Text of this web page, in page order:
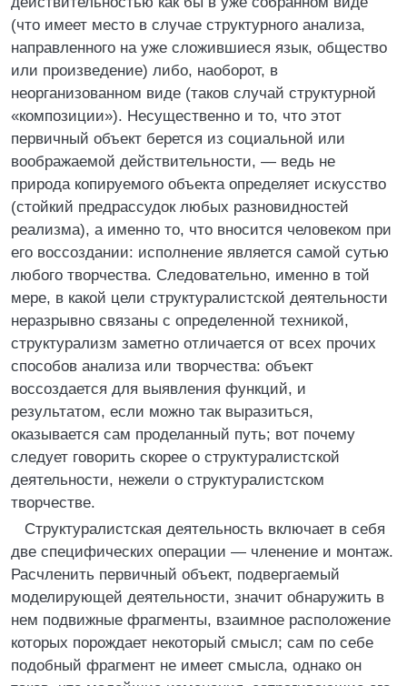
(что имеет место в случае структурного анализа,
направленного на уже сложившиеся язык, общество
или произведение) либо, наоборот, в
неорганизованном виде (таков случай структурной
«композиции»). Несущественно и то, что этот
первичный объект берется из социальной или
воображаемой действительности, — ведь не
природа копируемого объекта определяет искусство
(стойкий предрассудок любых разновидностей
реализма), а именно то, что вносится человеком при
его воссоздании: исполнение является самой сутью
любого творчества. Следовательно, именно в той
мере, в какой цели структуралистской деятельности
неразрывно связаны с определенной техникой,
структурализм заметно отличается от всех прочих
способов анализа или творчества: объект
воссоздается для выявления функций, и
результатом, если можно так выразиться,
оказывается сам проделанный путь; вот почему
следует говорить скорее о структуралистской
деятельности, нежели о структуралистском
творчестве.
Структуралистская деятельность включает в себя
две специфических операции — членение и монтаж.
Расчленить первичный объект, подвергаемый
моделирующей деятельности, значит обнаружить в
нем подвижные фрагменты, взаимное расположение
которых порождает некоторый смысл; сам по себе
подобный фрагмент не имеет смысла, однако он